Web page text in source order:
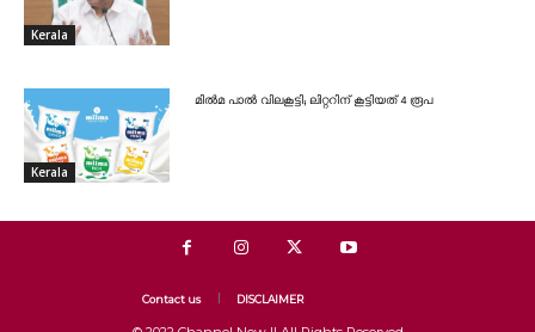
Kerala
Kerala
മിൽമ പാൽ വിലകൂട്ടി; ലിറ്ററിന് കൂട്ടിയത് 4 രൂപ
Contact us DISCLAIMER